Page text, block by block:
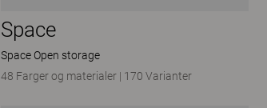
Space
Space Open storage
48 Farger og materialer | 170 Varianter